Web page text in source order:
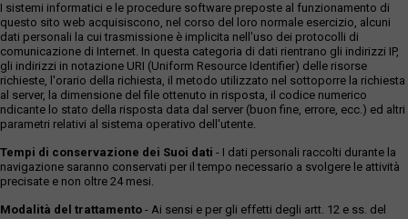
I sistemi informatici e le procedure software preposte al funzionamento di
questo sito web acquisiscono, nel corso del loro normale esercizio, alcuni
dati personali la cui trasmissione è implicita nell'uso dei protocolli di
comunicazione di Internet. In questa categoria di dati rientrano gli indirizzi IP,
gli indirizzi in notazione URI (Uniform Resource Identifier) delle risorse
richieste, l'orario della richiesta, il metodo utilizzato nel sottoporre la richiesta
al server, la dimensione del file ottenuto in risposta, il codice numerico
ndicante lo stato della risposta data dal server (buon fine, errore, ecc.) ed altri
parametri relativi al sistema operativo dell'utente.
Tempi di conservazione dei Suoi dati - I dati personali raccolti durante la
navigazione saranno conservati per il tempo necessario a svolgere le attività
precisate e non oltre 24 mesi.
Modalità del trattamento - Ai sensi e per gli effetti degli artt. 12 e ss. del